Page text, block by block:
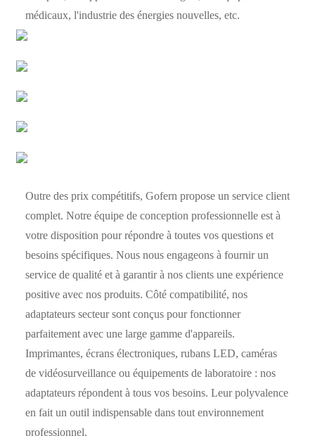
médicaux, l'industrie des énergies nouvelles, etc.
Outre des prix compétitifs, Gofern propose un service client
complet. Notre équipe de conception professionnelle est à
votre disposition pour répondre à toutes vos questions et
besoins spécifiques. Nous nous engageons à fournir un
service de qualité et à garantir à nos clients une expérience
positive avec nos produits. Côté compatibilité, nos
adaptateurs secteur sont conçus pour fonctionner
parfaitement avec une large gamme d'appareils.
Imprimantes, écrans électroniques, rubans LED, caméras
de vidéosurveillance ou équipements de laboratoire : nos
adaptateurs répondent à tous vos besoins. Leur polyvalence
en fait un outil indispensable dans tout environnement
professionnel.